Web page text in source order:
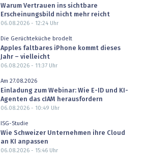
Warum Vertrauen ins sichtbare
Erscheinungsbild nicht mehr reicht
06.08.2026 - 12:24Uhr
Die Gerüchteküche brodelt
Apples faltbares iPhone kommt dieses
Jahr – vielleicht
06.08.2026 - 11:37Uhr
Am 27.08.2026
Einladung zum Webinar: Wie E-ID und KI-
Agenten das cIAM herausfordern
06.08.2026 - 10:49 Uhr
ISG-Studie
Wie Schweizer Unternehmen ihre Cloud
an KI anpassen
06.08.2026 - 15:46Uhr